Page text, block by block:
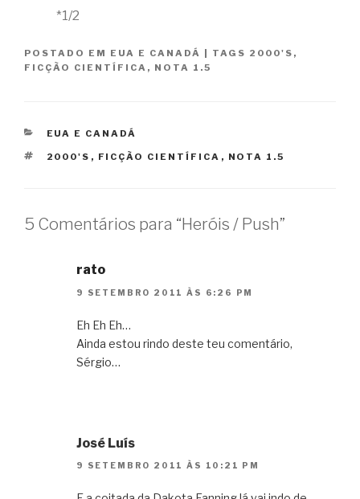
*1/2
POSTADO EM EUA E CANADÁ TAGS 2000'S ,
FICÇÃO CIENTÍFICA , NOTA 1.5
CATEGORIAS
EUA E CANADÁ
TAGS
2000'S , FICÇÃO CIENTÍFICA , NOTA 1.5
5 Comentários para “Heróis / Push”
rato
9 SETEMBRO 2011 ÀS 6:26 PM
Eh Eh Eh…
Ainda estou rindo deste teu comentário,
Sérgio…
José Luís
9 SETEMBRO 2011 ÀS 10:21 PM